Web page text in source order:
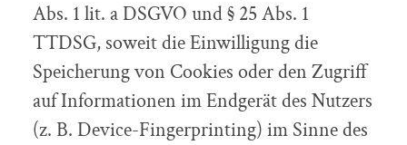
Abs. 1 lit. a DSGVO und § 25 Abs. 1
TTDSG, soweit die Einwilligung die
Speicherung von Cookies oder den Zugriff
auf Informationen im Endgerät des Nutzers
(z. B. Device-Fingerprinting) im Sinne des